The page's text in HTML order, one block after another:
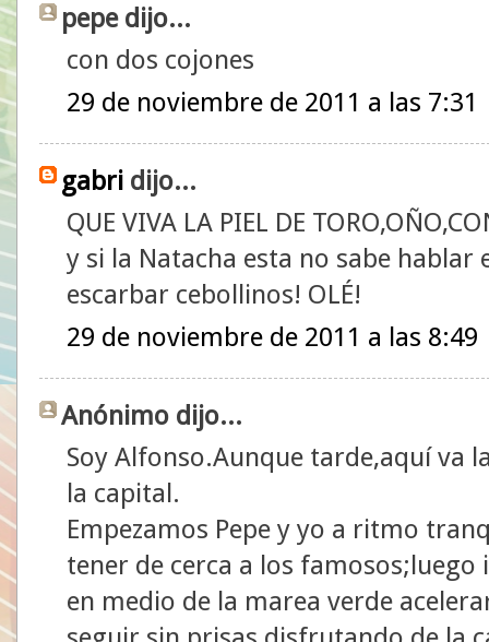
pepe dijo...
con dos cojones
29 de noviembre de 2011 a las 7:31
gabri dijo...
QUE VIVA LA PIEL DE
y si la Natacha esta no sabe hablar
escarbar cebollinos! OLÉ!
29 de noviembre de 2011 a las 8:49
Anónimo dijo...
Soy Alfonso.Aunque tarde,aquí va
la capital.
Empezamos Pepe y yo a ritmo
tener de cerca a los
en medio de la marea verde